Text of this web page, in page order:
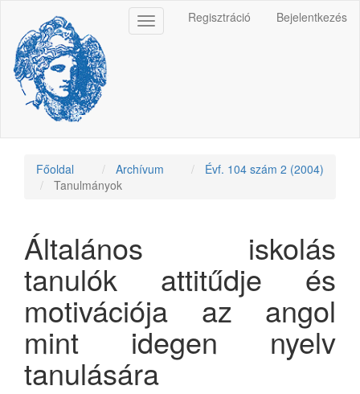
Navigation
Main
Content
Sidebar
Regisztráció Bejelentkezés
Toggle
navigation
Főoldal Archívum
Évf. 104 szám 2 (2004)
Tanulmányok
Általános iskolás
tanulók attitűdje és
motivációja az angol
mint idegen nyelv
tanulására